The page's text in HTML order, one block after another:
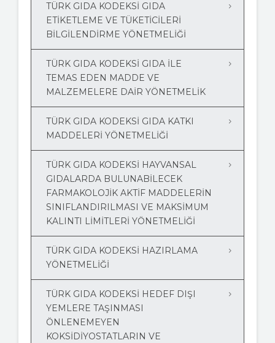
TÜRK GIDA KODEKSİ GIDA
ETİKETLEME VE TÜKETİCİLERİ
BİLGİLENDİRME YÖNETMELİĞİ
TÜRK GIDA KODEKSİ GIDA İLE
TEMAS EDEN MADDE VE
MALZEMELERE DAİR YÖNETMELİK
TÜRK GIDA KODEKSİ GIDA KATKI
MADDELERİ YÖNETMELİĞİ
TÜRK GIDA KODEKSI HAYVANSAL
GIDALARDA BULUNABILECEK
FARMAKOLOJIK AKTIF MADDELERIN
SINIFLANDIRILMASI VE MAKSIMUM
KALINTI LIMITLERI YÖNETMELIĞI
TÜRK GIDA KODEKSI HAZIRLAMA
YÖNETMELIĞI
TÜRK GIDA KODEKSI HEDEF DIŞI
YEMLERE TAŞINMASI
ÖNLENEMEYEN
KOKSIDIYOSTATLARIN VE